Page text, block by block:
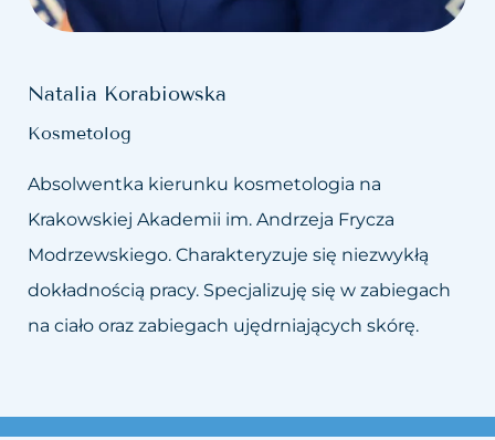
Natalia Korabiowska
Kosmetolog
Absolwentka kierunku kosmetologia na
Krakowskiej Akademii im. Andrzeja Frycza
Modrzewskiego. Charakteryzuje się niezwykłą
dokładnością pracy. Specjalizuję się w zabiegach
na ciało oraz zabiegach ujędrniających skórę.